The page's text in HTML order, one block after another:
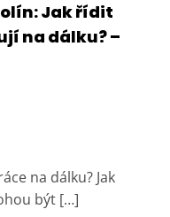
Jak řídit
na dálku? –
na dálku? Jak
být […]